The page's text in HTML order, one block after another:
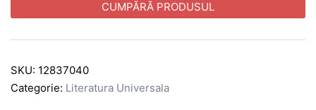
CUMPĂRĂ PRODUSUL
SKU: 12837040
Categorie: Literatura Universala